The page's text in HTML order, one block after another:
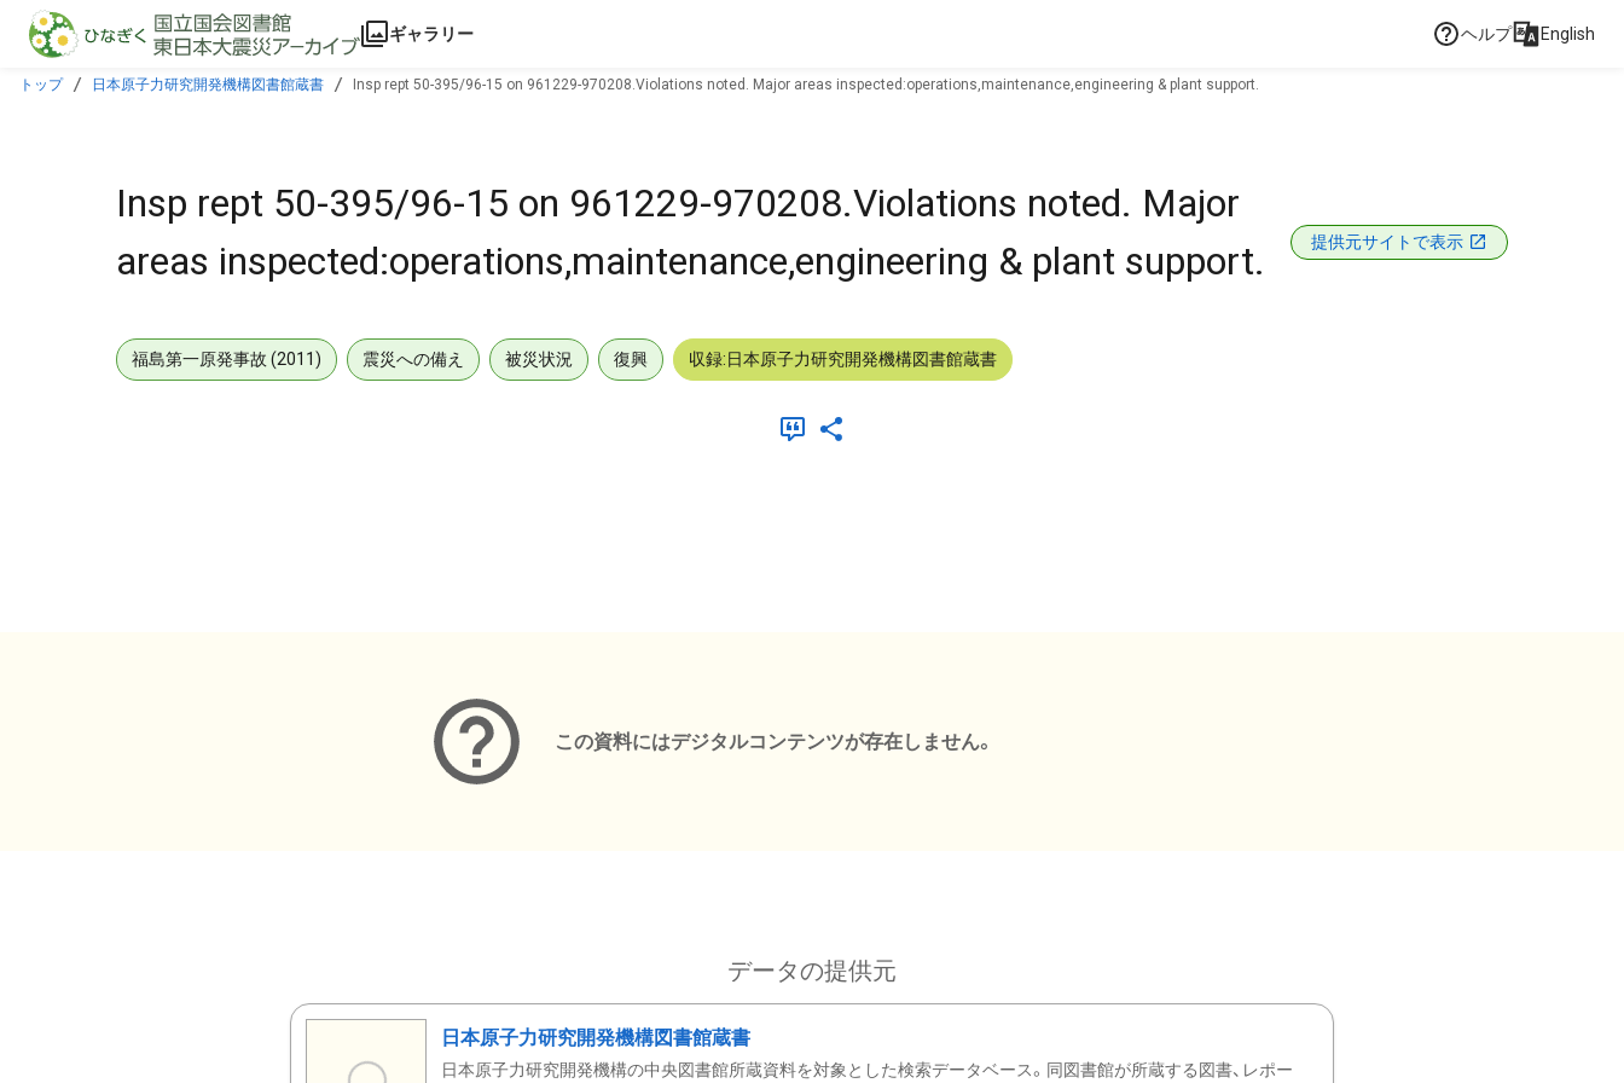
本文に飛ぶ
ギャラリー ヘルプ English
トップ 日本原子力研究開発機構図書館蔵書 Insp rept 50-395/96-15 on 961229-970208.Violations noted. Major areas inspected:operations,maintenance,engineering & plant support.
Insp rept 50-395/96-15 on 961229-970208.Violations noted. Major
areas inspected:operations,maintenance,engineering & plant support.
提供元サイトで表示
福島第一原発事故 (2011) 震災への備え 被災状況 復興 収録:日本原子力研究開発機構図書館蔵書
この資料にはデジタルコンテンツが存在しません。
データの提供元
日本原子力研究開発機構図書館蔵書
日本原子力研究開発機構の中央図書館所蔵資料を対象とした検索データベース。同図書館が所蔵する図書、レポー